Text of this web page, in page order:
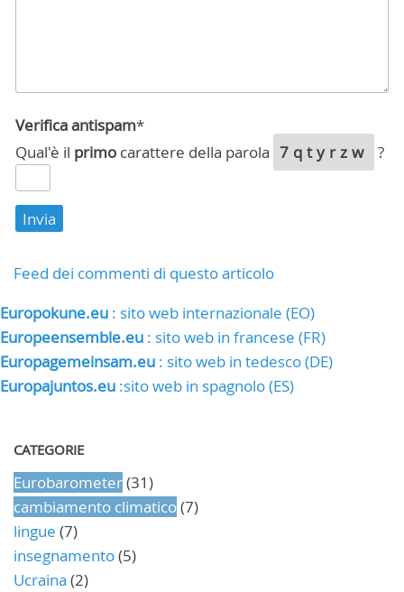
Verifica antispam*
Qual'è il primo carattere della parola 7qtyrzw ?
Feed dei commenti di questo articolo
Europokune.eu : sito web internazionale (EO)
Europeensemble.eu : sito web in francese (FR)
Europagemeinsam.eu : sito web in tedesco (DE)
Europajuntos.eu :sito web in spagnolo (ES)
CATEGORIE
Eurobarometer(31)
cambiamento climatico(7)
lingue (7)
insegnamento(5)
Ucraina (2)